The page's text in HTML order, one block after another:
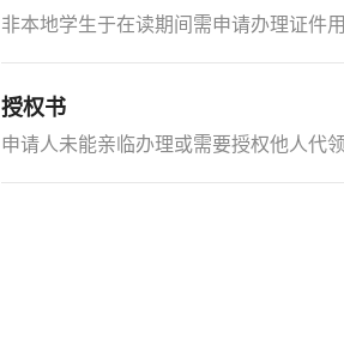
非本地学生于在读期间需申请办理证件
授权书
申请人未能亲临办理或需要授权他人代